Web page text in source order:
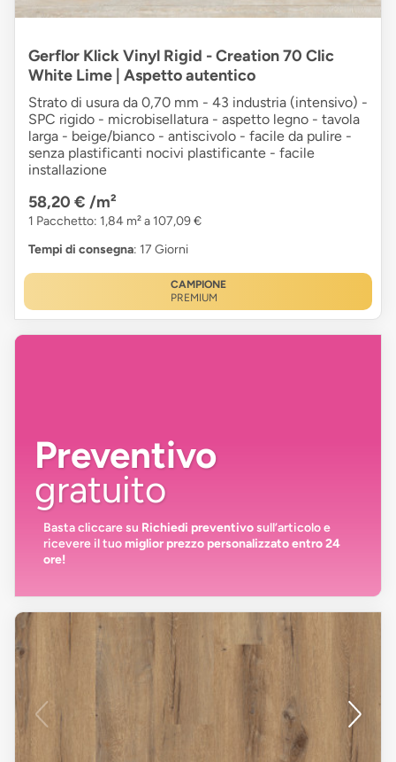
Gerflor Klick Vinyl Rigid - Creation 70 Clic
White Lime | Aspetto autentico
Strato di usura da 0,70 mm - 43 industria (intensivo) -
SPC rigido - microbisellatura - aspetto legno - tavola
larga - beige/bianco - antiscivolo - facile da pulire -
senza plastificanti nocivi plastificante - facile
installazione
58,20 € /m²
1 Pacchetto: 1,84 m² a 107,09 €
Tempi di consegna: 17 Giorni
CAMPIONE
PREMIUM
Preventivo
gratuito
Basta cliccare su Richiedi preventivosull’articolo e
ricevere il tuomiglior prezzo personalizzato entro 24
ore!